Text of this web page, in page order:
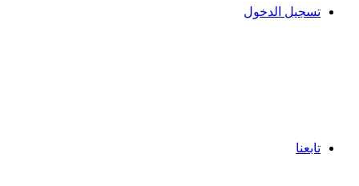
تسجيل الدخول
تابعنا